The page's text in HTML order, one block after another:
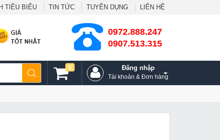
TIÊU BIỂU TIN TỨC TUYỂN DỤNG LIÊN HỆ
0972.888.247
0907.513.315
Đăng nhập
Tài khoản & Đơn hàng
0